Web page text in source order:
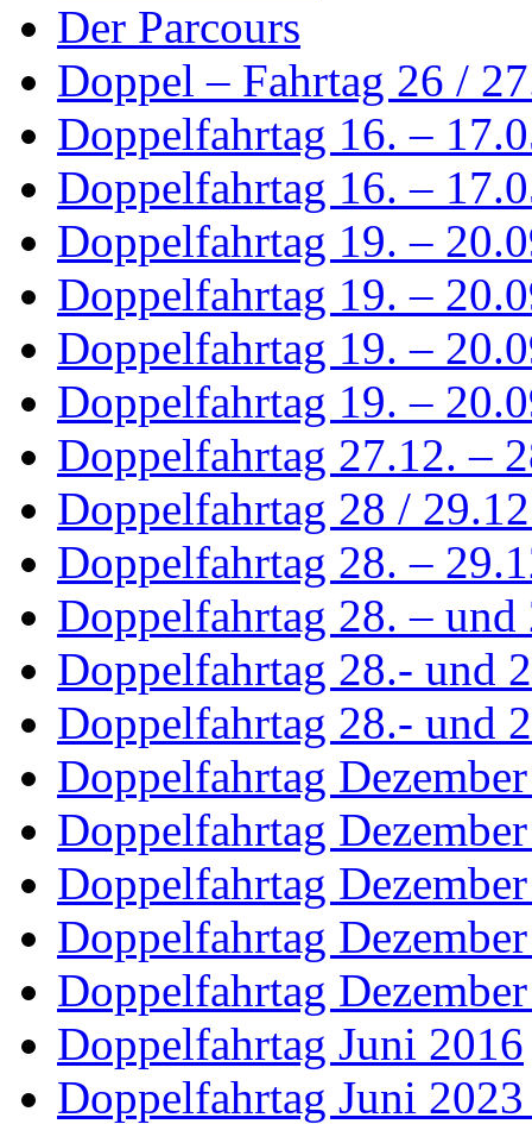
Der Parcours
Doppel – Fahrtag 26 /
Doppelfahrtag 16. –
Doppelfahrtag 16. –
Doppelfahrtag 19. –
Doppelfahrtag 19. –
Doppelfahrtag 19. –
Doppelfahrtag 19. –
Doppelfahrtag 27.12. –
Doppelfahrtag 28 /
Doppelfahrtag 28. –
Doppelfahrtag 28. –
Doppelfahrtag 28.- und
Doppelfahrtag 28.- und
Doppelfahrtag
Doppelfahrtag
Doppelfahrtag
Doppelfahrtag
Doppelfahrtag
Doppelfahrtag Juni 2016
Doppelfahrtag Juni 2023